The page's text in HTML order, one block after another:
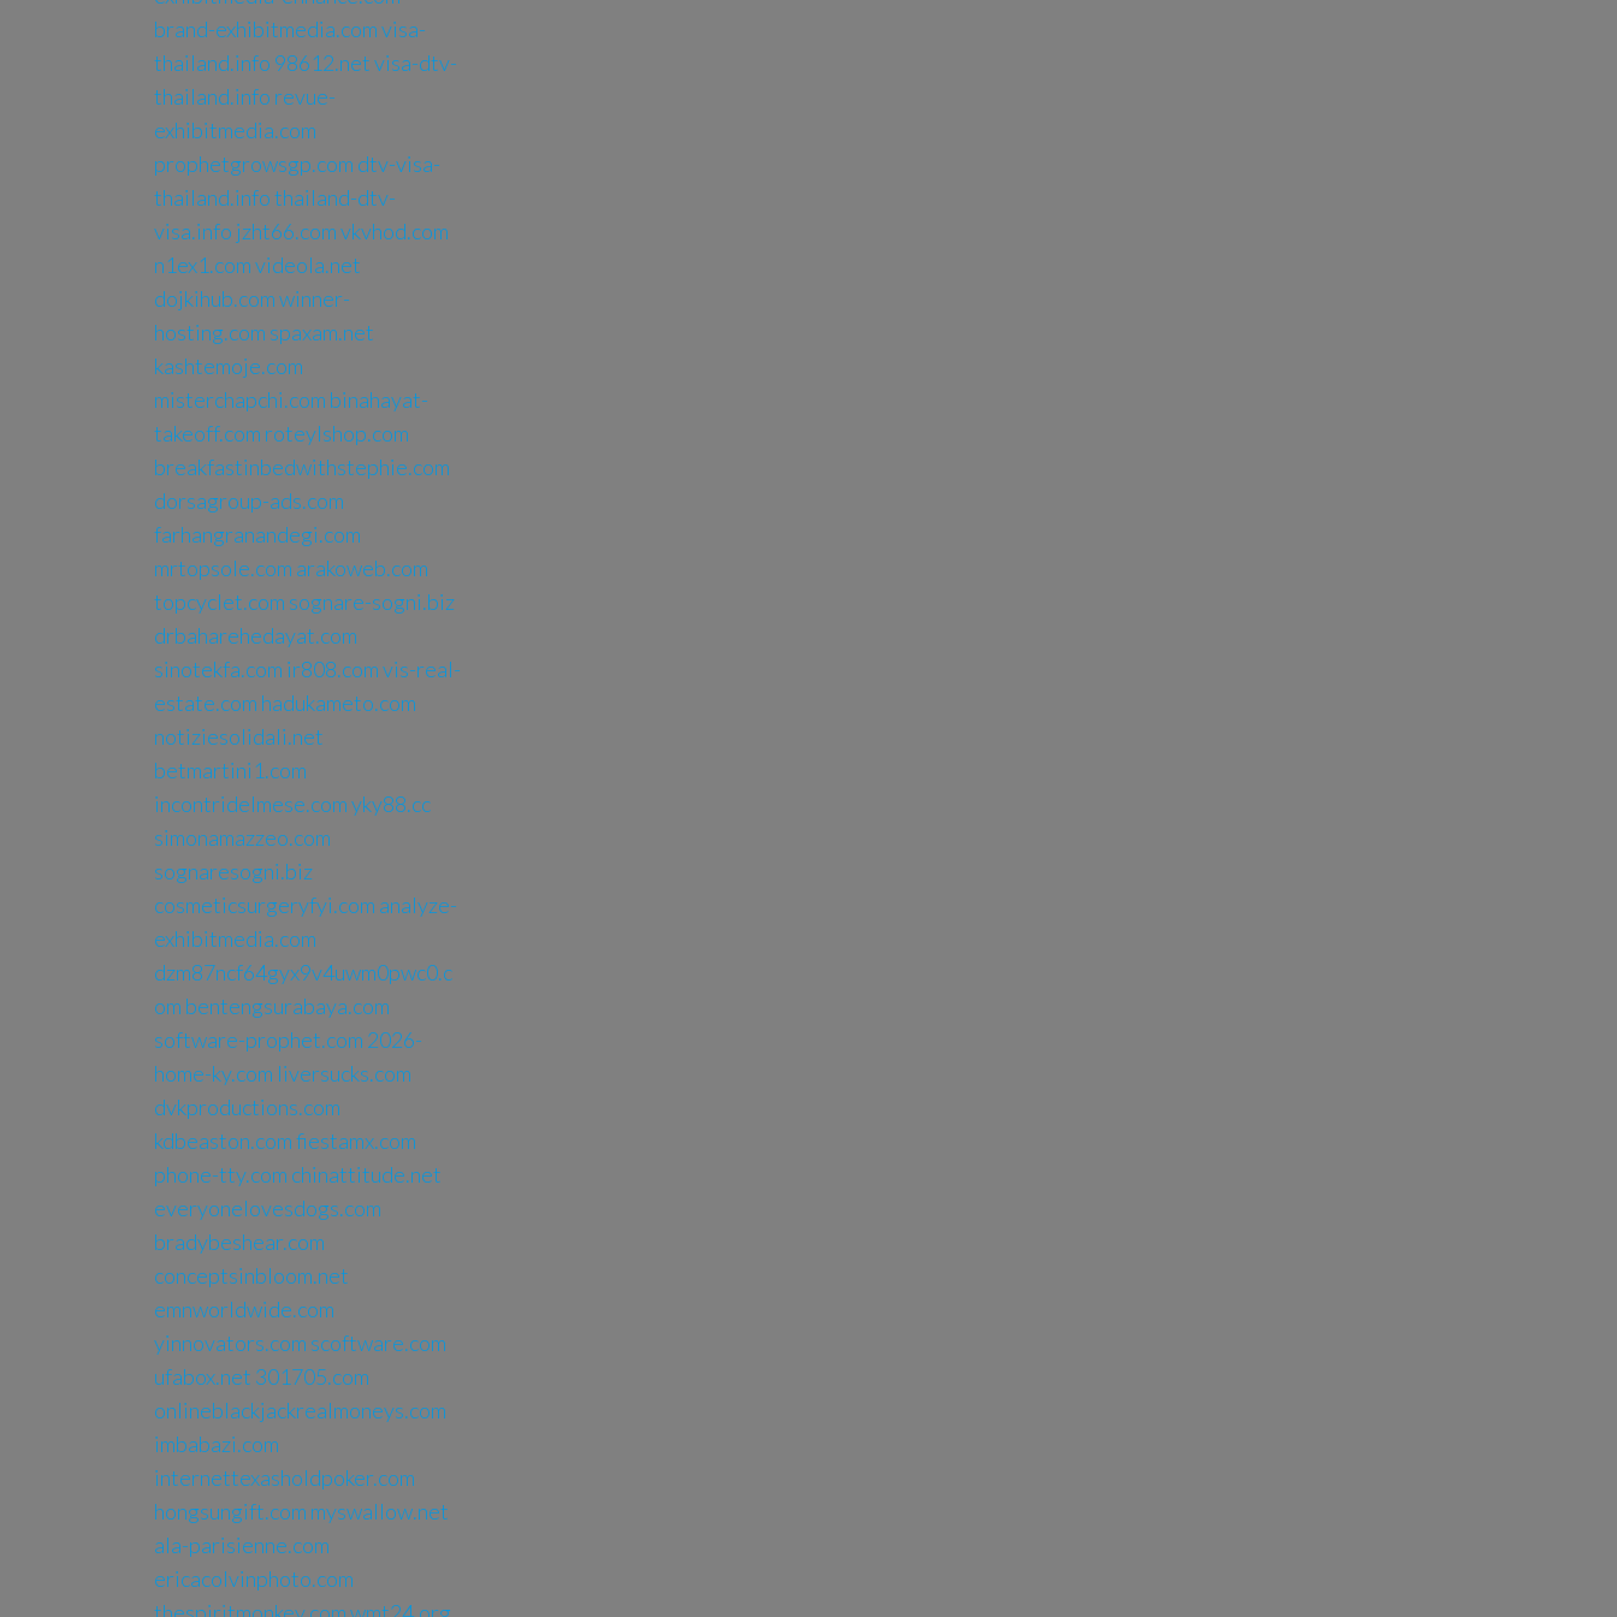
brand-exhibitmedia.comvisa-
thailand.info 98612.netvisa-dtv-
thailand.info revue-
exhibitmedia.com
prophetgrowsgp.com dtv-visa-
thailand.infothailand-dtv-
visa.info jzht66.comvkvhod.com
n1ex1.comvideola.net
dojkihub.comwinner-
hosting.com spaxam.net
kashtemoje.com
misterchapchi.com binahayat-
takeoff.com roteylshop.com
breakfastinbedwithstephie.com
dorsagroup-ads.com
farhangranandegi.com
mrtopsole.com arakoweb.com
topcyclet.com sognare-sogni.biz
drbaharehedayat.com
sinotekfa.com ir808.comvis-real-
estate.com hadukameto.com
notiziesolidali.net
betmartini1.com
incontridelmese.comyky88.cc
simonamazzeo.com
sognaresogni.biz
cosmeticsurgeryfyi.com analyze-
exhibitmedia.com
dzm87ncf64gyx9v4uwm0pwc0.c
om bentengsurabaya.com
software-prophet.com 2026-
home-ky.com liversucks.com
dvkproductions.com
kdbeaston.comfiestamx.com
phone-tty.com chinattitude.net
everyonelovesdogs.com
bradybeshear.com
conceptsinbloom.net
emnworldwide.com
yinnovators.com scoftware.com
ufabox.net 301705.com
onlineblackjackrealmoneys.com
imbabazi.com
internettexasholdpoker.com
hongsungift.com myswallow.net
ala-parisienne.com
ericacolvinphoto.com